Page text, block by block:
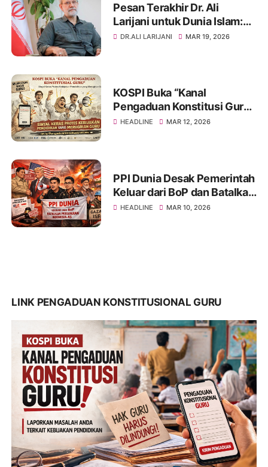
Pesan Terakhir Dr. Ali
Larijani untuk Dunia Islam:
Seruan Persatuan dan
DR.ALI LARIJANI MAR 19, 2026
KOSPI Buka “Kanal
Pengaduan Konstitusi Guru”,
Sinyal Keras Protes atas
HEADLINE MAR 12, 2026
PPI Dunia Desak Pemerintah
Keluar dari BoP dan Batalkan
Perjanjian Dagang
HEADLINE MAR 10, 2026
LINK PENGADUAN KONSTITUSIONAL GURU